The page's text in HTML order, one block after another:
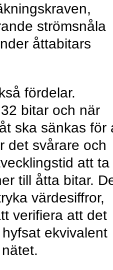
strömsnåla
åttabitars
fördelar.
bitar och när
ska sänkas för
det svårare och
att ta
till åtta bitar.
värdesiffror,
verifiera att det
ekvivalent